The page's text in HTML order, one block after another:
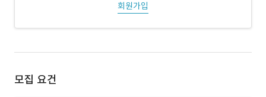
회원가입
모집 요건